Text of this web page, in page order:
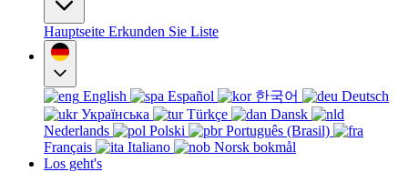
Hauptseite Erkunden Sie Liste
English Español 한국어
Deutsch
Українська
Türkçe
Dansk
Nederlands
Polski
Português (Brasil)
Français
Italiano
Norsk bokmål
Los geht's